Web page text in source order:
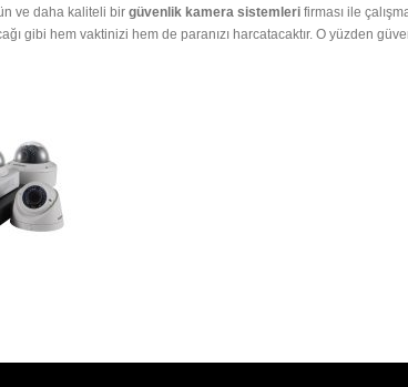
ve daha kaliteli bir güvenlik kamera sistemleri firması ile
gibi hem vaktinizi hem de paranızı harcatacaktır. O yüzden